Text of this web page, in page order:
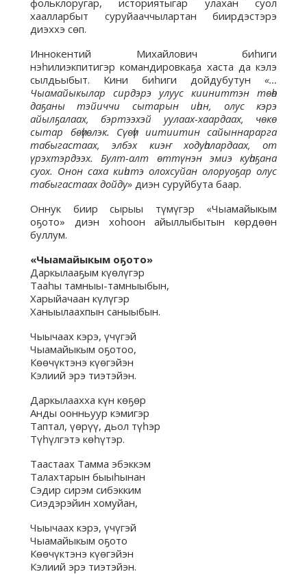
фольклоругар, историятыгар улахан суол
хаалларбыт суруйааччылартан биирдэстэрэ
диэххэ сөп.
Иннокентий Михайлович биһиги
нэһилиэкпитигэр командировкаҕа хаста да кэлэ
сылдьыбыт. Кини биһиги дойдубутун «…
Чыамайыкылар сирдэрэ улуус кииниттэн төһө
даҕаны тэйиччи сытарын иһин, олус кэрэ
айылҕалаах, бэртээхэй уулаах-хаардаах, чөкө
сытар бөһүөлэк. Сүөһү иитиитин сайыннарарга
табыгастаах, элбэх киэҥ ходуһалардаах, от
үрэхтэрдээх. Булт-алт өттүнэн эмиэ куһаҕана
суох. Онон саха киһитэ олохсуйан олоруоҕар олус
табыгастаах дойду» диэн суруйбута баар.
Оннук биир сырыы түмүгэр «Чыамайыкым
оҕото» диэн хоһоон айыллыбытын көрдөөн
буллум.
«Чыамайыкым оҕото»
Даркылааҕым күөлүгэр
Тааһы тамныы-тамныыбын,
Харыйачаан күлүгэр
Ханыылаахпын саныыбын.
Чыычаах кэрэ, үчүгэй
Чыамайыкым оҕотоо,
Көөчүктэнэ күөгэйэн
Кэлиий эрэ тиэтэйэн.
Даркылаахха күн көҕөр
Анды оонньуур кэмигэр
Таптал, үөрүү, дьол түһэр
Түһүлгэтэ көһүтэр.
Таастаах Тамма эбэккэм
Талахтарын быыһынан
Сэдир сирэм сибэкким
Сиэдэрэйин хомуйан,
Чыычаах кэрэ, үчүгэй
Чыамайыкым оҕото
Көөчүктэнэ күөгэйэн
Кэлиий эрэ тиэтэйэн.